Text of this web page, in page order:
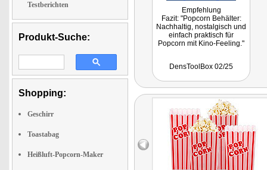
Testberichten
Produkt-Suche:
Shopping:
Geschirr
Toastabag
Heißluft-Popcorn-Maker
Empfehlung
Fazit: "Popcorn Behälter:
Nachhaltig, nostalgisch und
einfach praktisch für
Popcorn mit Kino-Feeling."
DensToolBox 02/25